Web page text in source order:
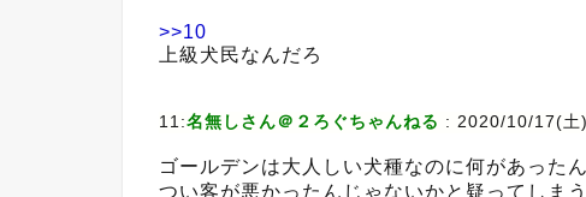
>>10
上級犬民なんだろ
11:名無しさん＠２ろぐちゃんねる : 2020/10/17(
ゴールデンは大人しい犬種なのに何があった
つい客が悪かったんじゃないかと疑ってしまう